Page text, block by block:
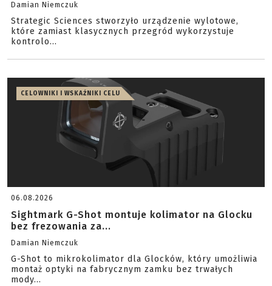
Damian Niemczuk
Strategic Sciences stworzyło urządzenie wylotowe,
które zamiast klasycznych przegród wykorzystuje
kontrolo...
CELOWNIKI I WSKAŹNIKI CELU
06.08.2026
Sightmark G-Shot montuje kolimator na Glocku
bez frezowania za...
Damian Niemczuk
G-Shot to mikrokolimator dla Glocków, który umożliwia
montaż optyki na fabrycznym zamku bez trwałych
mody...